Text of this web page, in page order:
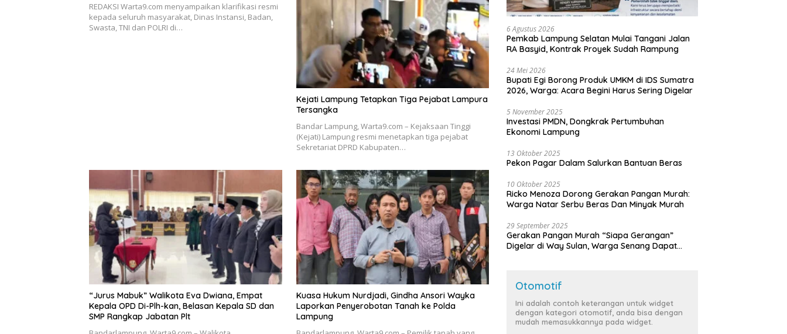
REDAKSI Warta9.com menyampaikan klarifikasi resmi
kepada seluruh masyarakat, Dinas Instansi, Badan,
Swasta, TNI dan POLRI di…
Kejati Lampung Tetapkan Tiga Pejabat Lampura
Tersangka
Bandar Lampung, Warta9.com – Kejaksaan Tinggi
(Kejati) Lampung resmi menetapkan tiga pejabat
Sekretariat DPRD Kabupaten…
“Jurus Mabuk” Walikota Eva Dwiana, Empat
Kepala OPD Di-Plh-kan, Belasan Kepala SD dan
SMP Rangkap Jabatan Plt
Kuasa Hukum Nurdjadi, Gindha Ansori Wayka
Laporkan Penyerobotan Tanah ke Polda
Lampung
6 Agustus 2026
Pemkab Lampung Selatan Mulai Tangani Jalan
RA Basyid, Kontrak Proyek Sudah Rampung
24 Mei 2026
Bupati Egi Borong Produk UMKM di IDS Sumatra
2026, Warga: Acara Begini Harus Sering Digelar
5 November 2025
Investasi PMDN, Dongkrak Pertumbuhan
Ekonomi Lampung
13 Oktober 2025
Pekon Pagar Dalam Salurkan Bantuan Beras
10 Oktober 2025
Ricko Menoza Dorong Gerakan Pangan Murah:
Warga Natar Serbu Beras Dan Minyak Murah
29 September 2025
Gerakan Pangan Murah “Siapa Gerangan”
Digelar di Way Sulan, Warga Senang Dapat
Otomotif
Ini adalah contoh keterangan untuk widget
dengan kategori otomotif, anda bisa dengan
mudah memasukkannya pada widget.